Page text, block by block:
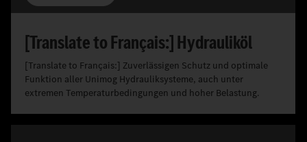
[Translate to Français:] Hydrauliköl
[Translate to Français:] Zuverlässigen Schutz und optimale
Funktion aller Unimog Hydrauliksysteme, auch unter
extremen Temperaturbedingungen und hoher Belastung.